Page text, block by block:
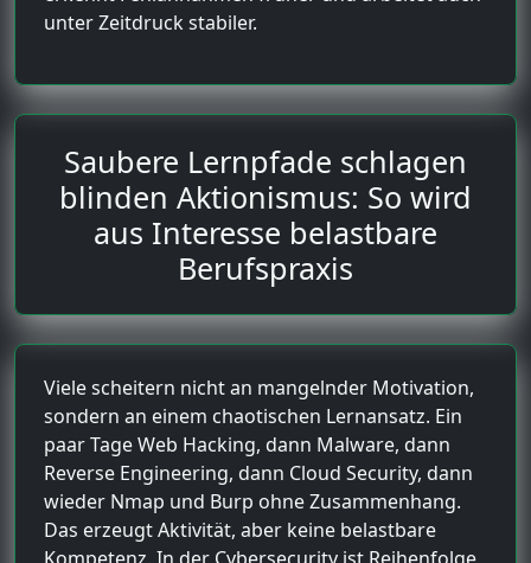
unter Zeitdruck stabiler.
Saubere Lernpfade schlagen
blinden Aktionismus: So wird
aus Interesse belastbare
Berufspraxis
Viele scheitern nicht an mangelnder Motivation,
sondern an einem chaotischen Lernansatz. Ein
paar Tage Web Hacking, dann Malware, dann
Reverse Engineering, dann Cloud Security, dann
wieder Nmap und Burp ohne Zusammenhang.
Das erzeugt Aktivität, aber keine belastbare